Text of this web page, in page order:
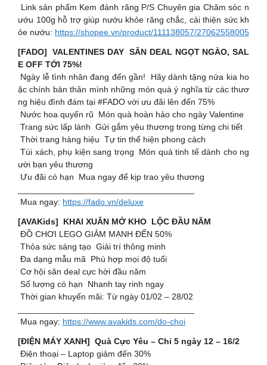
Link sản phẩm Kem đánh răng P/S Chuyên gia Chăm sóc n
ướu 100g hỗ trợ giúp nướu khỏe răng chắc, cải thiện sức kh
ỏe nướu: https://shopee.vn/product/111138057/27062558005
[FADO] VALENTINES DAY SĂN DEAL NGỌT NGÀO, SAL
E OFF TỚI 75%!
Ngày lễ tình nhân đang đến gần! Hãy dành tặng nửa kia ho
ặc chính bản thân mình những món quà ý nghĩa từ các thươ
ng hiệu đình đám tại #FADO với ưu đãi lên đến 75%
Nước hoa quyến rũ Món quà hoàn hảo cho ngày Valentine
Trang sức lấp lánh Gửi gắm yêu thương trong từng chi tiết
Thời trang hàng hiệu Tự tin thể hiện phong cách
Túi xách, phụ kiện sang trọng Món quà tinh tế dành cho ng
ười bạn yêu thương
Ưu đãi có hạn Mua ngay để kịp trao yêu thương
Mua ngay: https://fado.vn/deluxe
[AVAKids] KHAI XUÂN MỞ KHO LỘC ĐẦU NĂM
ĐỒ CHƠI LEGO GIẢM MẠNH ĐẾN 50%
Thỏa sức sáng tạo Giải trí thông minh
Đa dạng mẫu mã Phù hợp mọi độ tuổi
Cơ hội săn deal cực hời đầu năm
Số lượng có hạn Nhanh tay rinh ngay
Thời gian khuyến mãi: Từ ngày 01/02 – 28/02
Mua ngay: https://www.avakids.com/do-choi
[ĐIỆN MÁY XANH] Quà Cực Yêu – Chỉ 5 ngày 12 – 16/2
Điện thoại – Laptop giảm đến 30%